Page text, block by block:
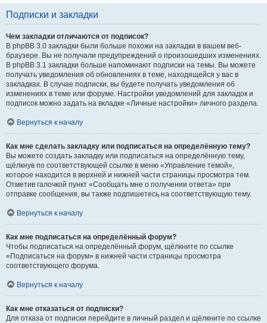
Подписки и закладки
Чем закладки отличаются от подписок?
В phpBB 3.0 закладки были больше похожи на закладки в вашем веб-
браузере. Вы не получали предупреждений о произошедших изменениях.
В phpBB 3.1 закладки больше напоминают подписки на темы. Вы можете
получать уведомления об обновлениях в теме, находящейся у вас в
закладках. В случае подписки, вы будете получать уведомления об
изменениях в теме или форуме. Настройки уведомлений для закладок и
подписок можно задать на вкладке «Личные настройки» личного раздела.
Вернуться к началу
Как мне сделать закладку или подписаться на определённую тему?
Вы можете создать закладку или подписаться на определённую тему,
щёлкнув по соответствующей ссылке в меню «Управление темой»,
которое находится в верхней и нижней части страницы просмотра тем.
Отметив галочкой пункт «Сообщать мне о получении ответа» при
отправке сообщения, вы также подпишетесь на соответствующую тему.
Вернуться к началу
Как мне подписаться на определённый форум?
Чтобы подписаться на определённый форум, щёлкните по ссылке
«Подписаться на форум» в нижней части страницы просмотра
соответствующего форума.
Вернуться к началу
Как мне отказаться от подписки?
Для отказа от подписки перейдите в личный раздел и щёлкните по ссылке